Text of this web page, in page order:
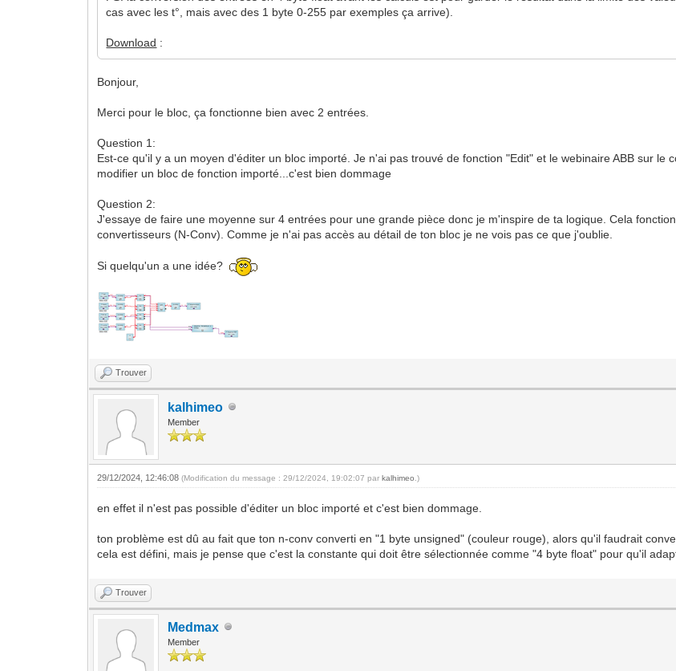
cas avec les t°, mais avec des 1 byte 0-255 par exemples ça arrive).
Download :
Bonjour,
Merci pour le bloc, ça fonctionne bien avec 2 entrées.
Question 1:
Est-ce qu'il y a un moyen d'éditer un bloc importé. Je n'ai pas trouvé de fonction "Edit" et le webinaire ABB sur le
modifier un bloc de fonction importé...c'est bien dommage
Question 2:
J'essaye de faire une moyenne sur 4 entrées pour une grande pièce donc je m'inspire de ta logique. Cela
convertisseurs (N-Conv). Comme je n'ai pas accès au détail de ton bloc je ne vois pas ce que j'oublie.
Si quelqu'un a une idée?
Trouver
kalhimeo
Member
29/12/2024, 12:46:08(Modification du message : 29/12/2024, 19:02:07 parkalhimeo .)
en effet il n'est pas possible d'éditer un bloc importé et c'est bien dommage.
ton problème est dû au fait que ton n-conv converti en "1 byte unsigned" (couleur rouge), alors qu'il faudrait
cela est défini, mais je pense que c'est la constante qui doit être sélectionnée comme "4 byte float" pour qu'il
Trouver
Medmax
Member